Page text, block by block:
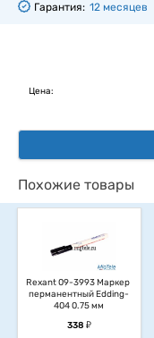
Гарантия: 12 месяцев
Цена:
Похожие товары
Rexant 09-3993 Маркер
перманентный Edding-
404 0.75 мм
338 у